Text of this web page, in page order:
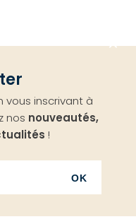
vous inscrivant à
nos nouveautés,
!
OK